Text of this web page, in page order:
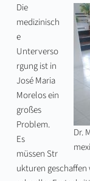
Dr.
Die
medizinisch
e
Unterverso
rgung ist in
José Maria
Morelos ein
großes
Problem.
Es
müssen Str
ukturen geschaffen